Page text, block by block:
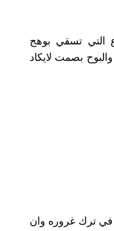
التي تسقي بوهج
بصمت لايكاد
في ترك غروره وان